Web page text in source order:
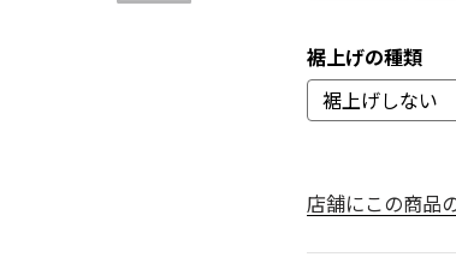
裾上げの種類
店舗にこの商品